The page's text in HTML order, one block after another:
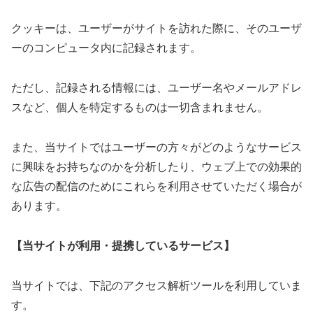
クッキーは、ユーザーがサイトを訪れた際に、そのユーザ
ーのコンピュータ内に記録されます。
ただし、記録される情報には、ユーザー名やメールアドレ
スなど、個人を特定するものは一切含まれません。
また、当サイトではユーザーの方々がどのようなサービス
に興味をお持ちなのかを分析したり、ウェブ上での効果的
な広告の配信のためにこれらを利用させていただく場合が
あります。
【当サイトが利用・提携しているサービス】
当サイトでは、下記のアクセス解析ツールを利用していま
す。